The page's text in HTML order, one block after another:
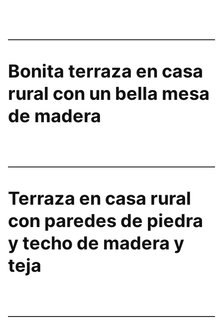
Bonita terraza en casa
rural con un bella mesa
de madera
Terraza en casa rural
con paredes de piedra
y techo de madera y
teja